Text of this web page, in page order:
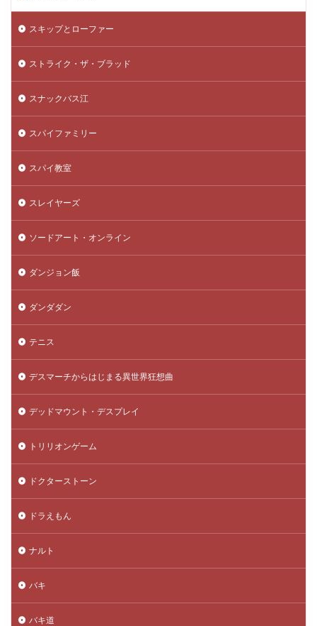
スキップとローファー
ストライク・ザ・ブラッド
スナックバス江
スパイファミリー
スパイ教室
スレイヤーズ
ソードアート・オンライン
ダンジョン飯
ダンダダン
テニス
デスマーチからはじまる異世界狂想曲
デッドマウント・デスプレイ
トリリオンゲーム
ドクターストーン
ドラえもん
ナルト
バキ
バキ道